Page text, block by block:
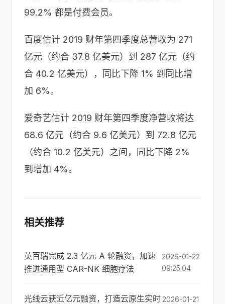
99.2% 都是付费会员。
百度估计 2019 财年第四季度总营收为 271
亿元（约合 37.8 亿美元）到 287 亿元（约
合 40.2 亿美元），同比下降 1% 到同比增
加 6%。
爱奇艺估计 2019 财年第四季度净营收将达
68.6 亿元（约合 9.6 亿美元）到 72.8 亿元
（约合 10.2 亿美元）之间，同比下降 2%
到增加 4%。
相关推荐
英百瑞完成 2.3 亿元 A 轮融资，加速
推进通用型 CAR-NK 细胞疗法
2026-01-22
09:25:04
光线云获近亿元融资，打造云原生实时 2026-01-21